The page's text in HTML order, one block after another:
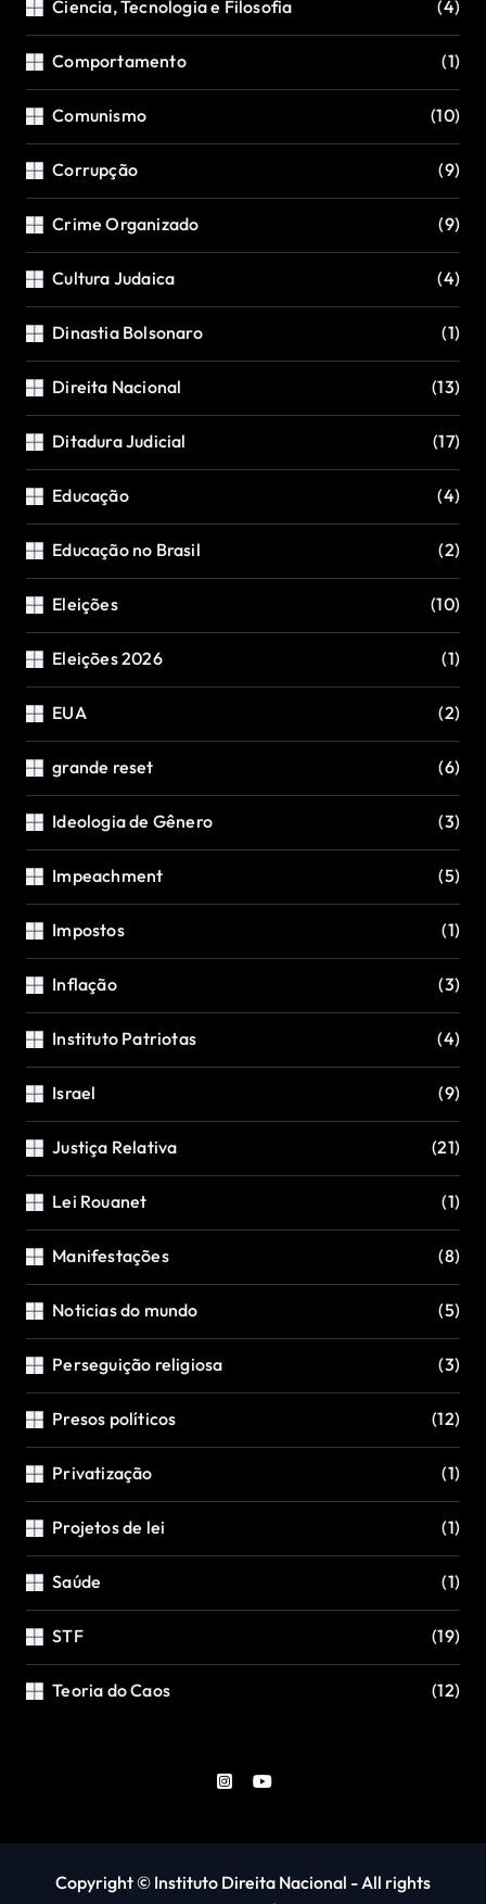
Ciencia, Tecnologia e Filosofia (4)
Comportamento (1)
Comunismo (10)
Corrupção (9)
Crime Organizado (9)
Cultura Judaica (4)
Dinastia Bolsonaro (1)
Direita Nacional (13)
Ditadura Judicial (17)
Educação (4)
Educação no Brasil (2)
Eleições (10)
Eleições 2026 (1)
EUA (2)
grande reset (6)
Ideologia de Gênero (3)
Impeachment (5)
Impostos (1)
Inflação (3)
Instituto Patriotas (4)
Israel (9)
Justiça Relativa (21)
Lei Rouanet (1)
Manifestações (8)
Noticias do mundo (5)
Perseguição religiosa (3)
Presos políticos (12)
Privatização (1)
Projetos de lei (1)
Saúde (1)
STF (19)
Teoria do Caos (12)
Copyright © Instituto Direita Nacional - All rights